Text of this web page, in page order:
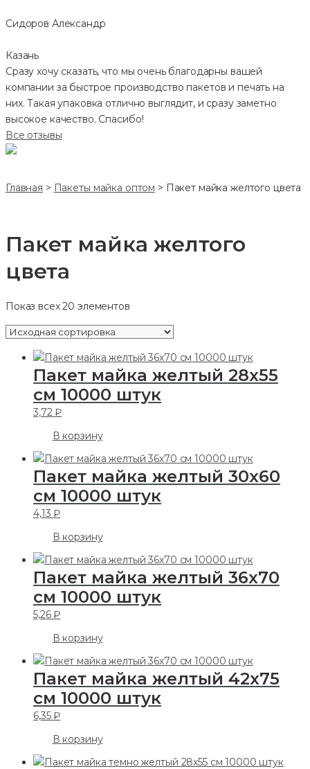
Сидоров Александр
Казань
Сразу хочу сказать, что мы очень благодарны вашей
компании за быстрое производство пакетов и печать на
них. Такая упаковка отлично выглядит, и сразу заметно
высокое качество. Спасибо!
Все отзывы
Главная > Пакеты майка оптом > Пакет майка желтого цвета
Пакет майка желтого
цвета
Показ всех 20 элементов
Пакет майка желтый 28х55
см 10000 штук
3,72₽
В корзину
Пакет майка желтый 30х60
см 10000 штук
4,13₽
В корзину
Пакет майка желтый 36х70
см 10000 штук
5,26₽
В корзину
Пакет майка желтый 42х75
см 10000 штук
6,35₽
В корзину